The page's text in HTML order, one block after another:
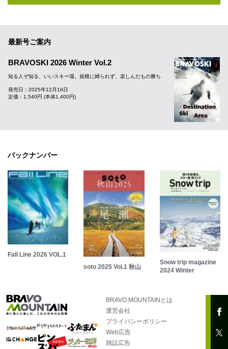
最新号ご案内
BRAVOSKI 2026 Winter Vol.2
知る人ぞ知る、いいスキー場。規模に縛られず、楽しんだもの勝ち
発売日：2025年12月16日
定価：1,540円 (本体1,400円)
バックナンバー
Fall Line 2026 VOL.1
soto 2025 Vol.1 秋山
Snow trip magazine
2024 Winter
BRAVO MOUNTAINとは
運営会社
プライバシーポリシー
Web広告
雑誌広告